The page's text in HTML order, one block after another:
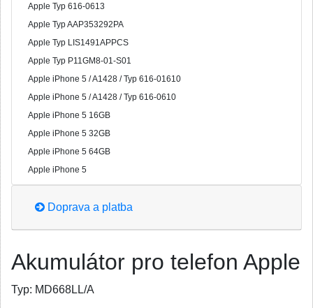
Apple Typ 616-0613
Apple Typ AAP353292PA
Apple Typ LIS1491APPCS
Apple Typ P11GM8-01-S01
Apple iPhone 5 / A1428 / Typ 616-01610
Apple iPhone 5 / A1428 / Typ 616-0610
Apple iPhone 5 16GB
Apple iPhone 5 32GB
Apple iPhone 5 64GB
Apple iPhone 5
Doprava a platba
Akumulátor pro telefon Apple
Typ: MD668LL/A